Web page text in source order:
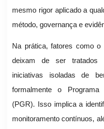
mesmo rigor aplicado a
método, governança e
Na prática, fatores como
deixam de ser tratados
iniciativas isoladas de
formalmente o
(PGR). Isso implica a
monitoramento contínuos,